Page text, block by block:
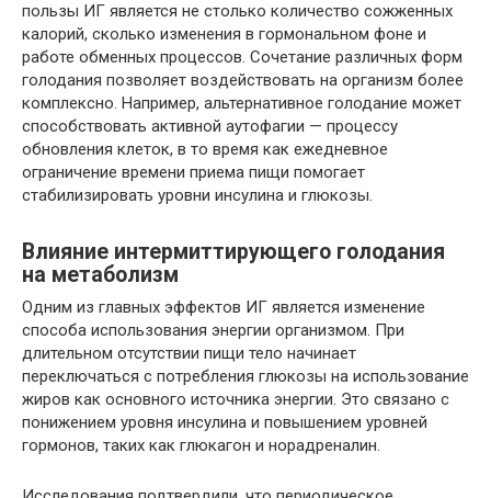
пользы ИГ является не столько количество сожженных
калорий, сколько изменения в гормональном фоне и
работе обменных процессов. Сочетание различных форм
голодания позволяет воздействовать на организм более
комплексно. Например, альтернативное голодание может
способствовать активной аутофагии — процессу
обновления клеток, в то время как ежедневное
ограничение времени приема пищи помогает
стабилизировать уровни инсулина и глюкозы.
Влияние интермиттирующего голодания
на метаболизм
Одним из главных эффектов ИГ является изменение
способа использования энергии организмом. При
длительном отсутствии пищи тело начинает
переключаться с потребления глюкозы на использование
жиров как основного источника энергии. Это связано с
понижением уровня инсулина и повышением уровней
гормонов, таких как глюкагон и норадреналин.